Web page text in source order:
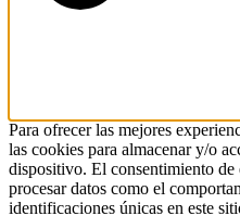
Para ofrecer las mejores
las cookies para almacenar y/o
dispositivo. El consentimiento de
procesar datos como el
identificaciones únicas en este